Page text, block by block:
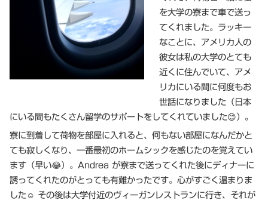
を大学の寮まで車で送っ
てくれました。ラッキー
なことに、アメリカ人の
彼女は私の大学のとても
近くに住んでいて、アメ
リカにいる間に何度もお
世話になりました（日本
にいる間もたくさん留学のサポートをしてくれていました😊）。
寮に到着して荷物を部屋に入れると、何もない部屋になんだかと
ても寂しくなり、一番最初のホームシックを感じたのを覚えてい
ます（早い😂）。Andrea が寮まで送ってくれた後にディナーに
誘ってくれたのがとっても有難かったです。心がすごく温まりま
した☺ その後は大学付近のヴィーガンレストランに行き、それが